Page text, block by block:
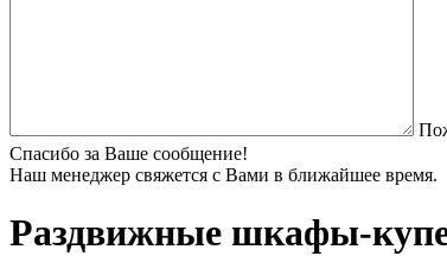
Спасибо за Ваше сообщение!
Наш менеджер свяжется с Вами в ближайшее время.
Раздвижные шкафы-